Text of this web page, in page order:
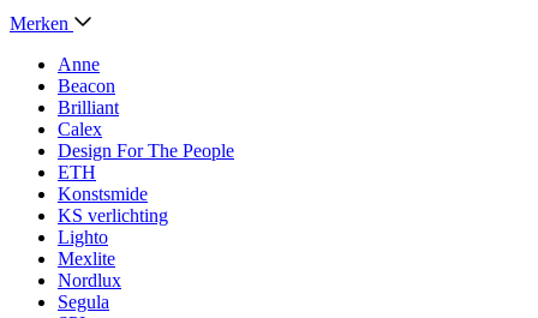
Merken
Anne
Beacon
Brilliant
Calex
Design For The People
ETH
Konstsmide
KS verlichting
Lighto
Mexlite
Nordlux
Segula